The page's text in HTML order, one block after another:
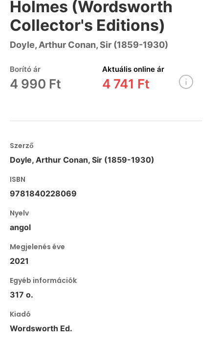
Holmes (Wordsworth
Collector's Editions)
Doyle, Arthur Conan, Sir (1859-1930)
Borító ár
4 990 Ft
Aktuális online ár
4 741 Ft
Szerző
Doyle, Arthur Conan, Sir (1859-1930)
ISBN
9781840228069
Nyelv
angol
Megjelenés éve
2021
Egyéb információk
317 o.
Kiadó
Wordsworth Ed.